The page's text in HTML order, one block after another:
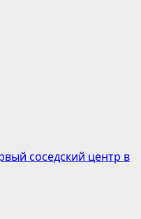
соседский центр в